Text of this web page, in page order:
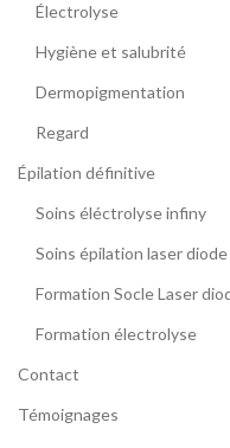
Électrolyse
Hygiène et salubrité
Dermopigmentation
Regard
Épilation définitive
Soins éléctrolyse infiny
Soins épilation laser diode
Formation Socle Laser
Formation électrolyse
Contact
Témoignages